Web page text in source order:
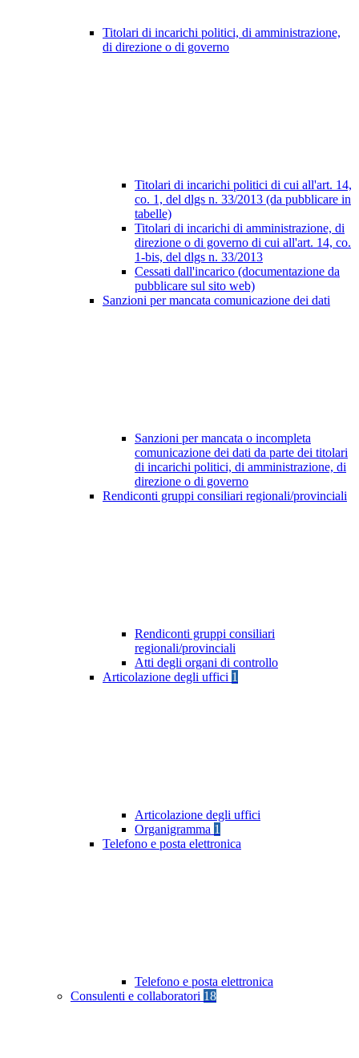
Titolari di incarichi politici, di amministrazione,
di direzione o di governo
Titolari di incarichi politici di cui all'art. 14,
co. 1, del dlgs n. 33/2013 (da pubblicare in
tabelle)
Titolari di incarichi di amministrazione, di
direzione o di governo di cui all'art. 14, co.
1-bis, del dlgs n. 33/2013
Cessati dall'incarico (documentazione da
pubblicare sul sito web)
Sanzioni per mancata comunicazione dei dati
Sanzioni per mancata o incompleta
comunicazione dei dati da parte dei titolari
di incarichi politici, di amministrazione, di
direzione o di governo
Rendiconti gruppi consiliari regionali/provinciali
Rendiconti gruppi consiliari
regionali/provinciali
Atti degli organi di controllo
Articolazione degli uffici 1
Articolazione degli uffici
Organigramma 1
Telefono e posta elettronica
Telefono e posta elettronica
Consulenti e collaboratori 18